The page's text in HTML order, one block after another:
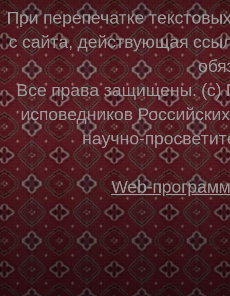
При перепечатке
с сайта, действующая
Все права защищены. (с)
исповедников
научно-
Web-